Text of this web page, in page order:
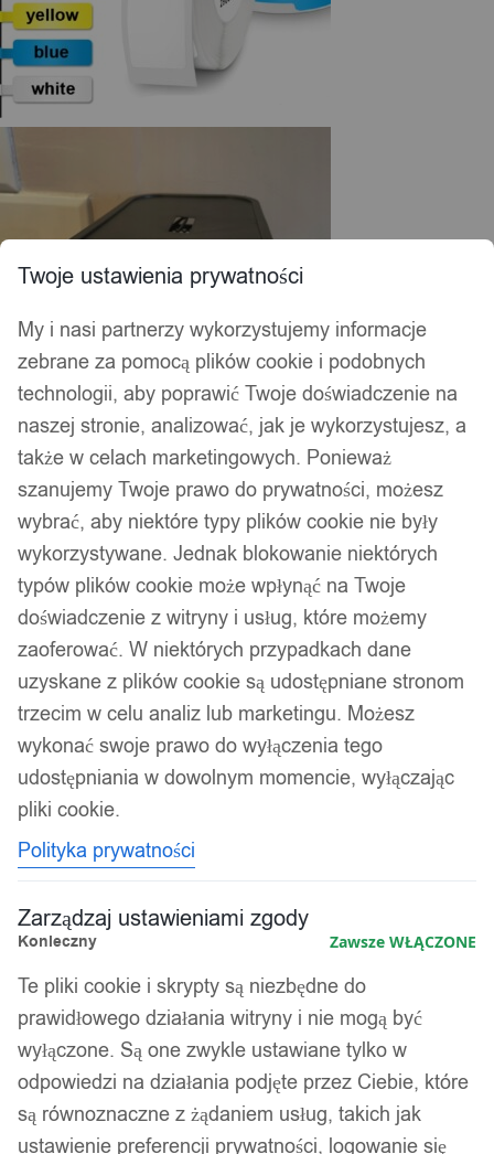
Twoje ustawienia prywatności
My i nasi partnerzy wykorzystujemy informacje
zebrane za pomocą plików cookie i podobnych
technologii, aby poprawić Twoje doświadczenie na
naszej stronie, analizować, jak je wykorzystujesz, a
także w celach marketingowych. Ponieważ
szanujemy Twoje prawo do prywatności, możesz
wybrać, aby niektóre typy plików cookie nie były
wykorzystywane. Jednak blokowanie niektórych
typów plików cookie może wpłynąć na Twoje
doświadczenie z witryny i usług, które możemy
zaoferować. W niektórych przypadkach dane
uzyskane z plików cookie są udostępniane stronom
trzecim w celu analiz lub marketingu. Możesz
wykonać swoje prawo do wyłączenia tego
udostępniania w dowolnym momencie, wyłączając
pliki cookie.
Polityka prywatności
Zarządzaj ustawieniami zgody
Konieczny Zawsze WŁĄCZONE
Te pliki cookie i skrypty są niezbędne do
prawidłowego działania witryny i nie mogą być
wyłączone. Są one zwykle ustawiane tylko w
odpowiedzi na działania podjęte przez Ciebie, które
są równoznaczne z żądaniem usług, takich jak
ustawienie preferencji prywatności, logowanie się